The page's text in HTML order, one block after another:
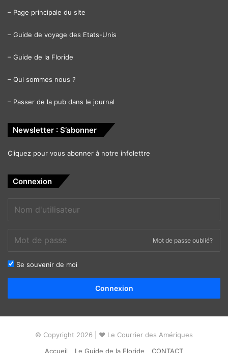
– Page principale du site
– Guide de voyage des Etats-Unis
– Guide de la Floride
– Qui sommes nous ?
– Passer de la pub dans le journal
Newsletter : S’abonner
Cliquez pour vous abonner à notre infolettre
Connexion
Mot de passe oublié?
Se souvenir de moi
Connexion
© Copyright 2026 | ❤ Le Courrier des Amériques
Accueil
Le Guide de la Floride CONTACT